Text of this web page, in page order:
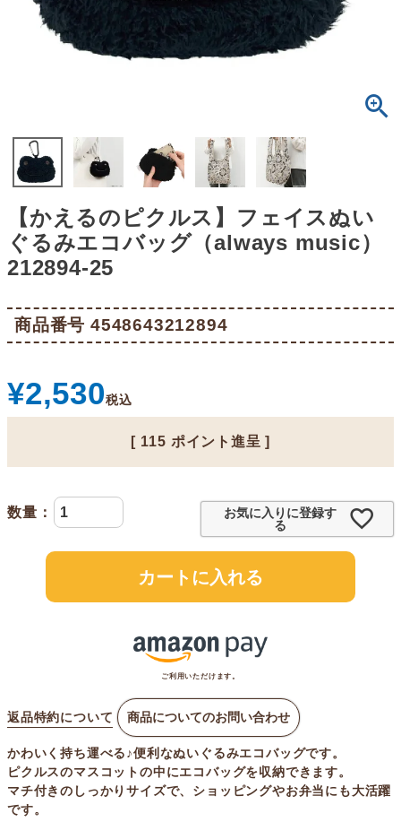
【かえるのピクルス】フェイスぬい
ぐるみエコバッグ（always music）
212894-25
商品番号 4548643212894
¥2,530税込
[ 115 ポイント進呈 ]
お気に入りに登録す
る
カートに入れる
ご利用いただけます。
返品特約について 商品についてのお問い合わせ
かわいく持ち運べる♪便利なぬいぐるみエコバッグです。
ピクルスのマスコットの中にエコバッグを収納できます。
マチ付きのしっかりサイズで、ショッピングやお弁当にも大活躍
です。